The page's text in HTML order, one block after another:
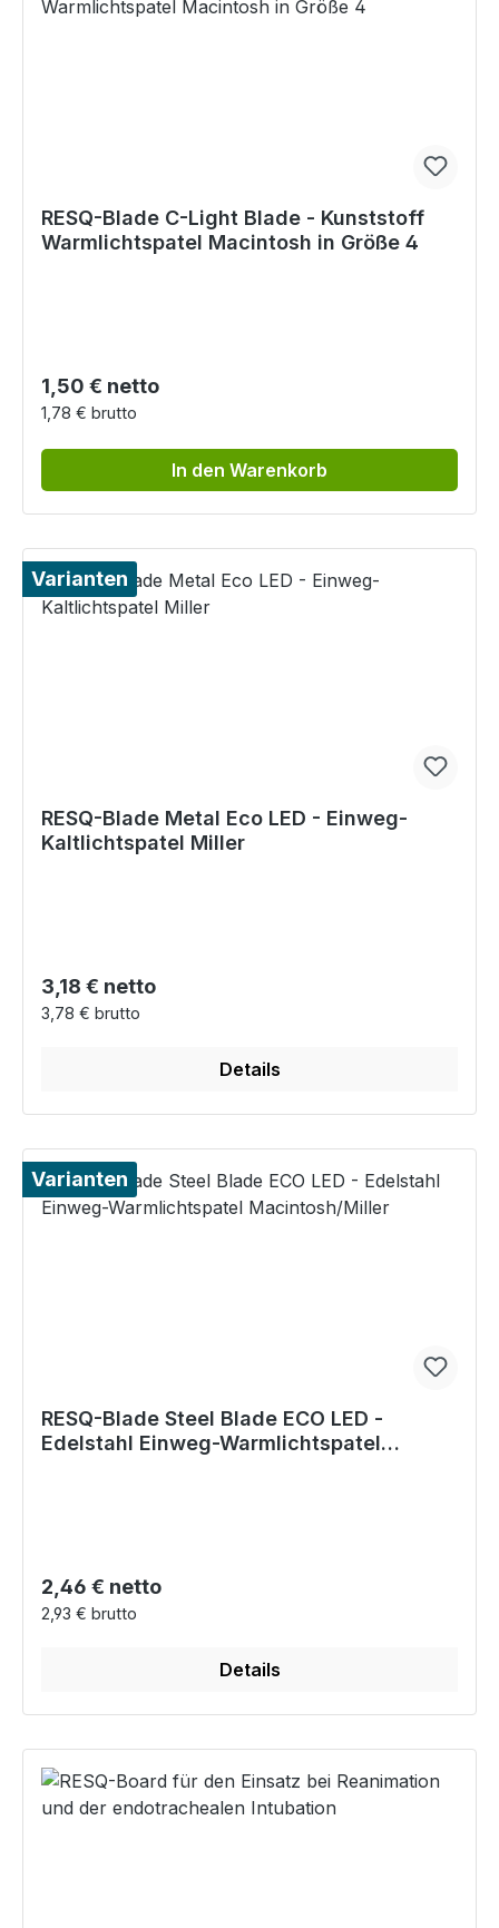
RESQ-Blade C-Light Blade - Kunststoff
Warmlichtspatel Macintosh in Größe 4
Regulärer Preis:
1,50 € netto
1,78 € brutto
In den Warenkorb
Varianten
RESQ-Blade Metal Eco LED - Einweg-
Kaltlichtspatel Miller
Regulärer Preis:
3,18 € netto
3,78 € brutto
Details
Varianten
RESQ-Blade Steel Blade ECO LED -
Edelstahl Einweg-Warmlichtspatel
Regulärer Preis:
2,46 € netto
2,93 € brutto
Details